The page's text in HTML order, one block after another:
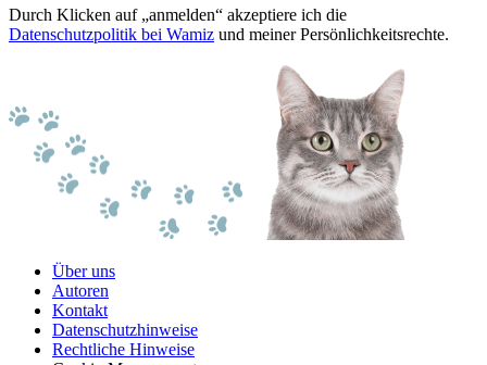
Durch Klicken auf „anmelden“ akzeptiere ich die
Datenschutzpolitik bei Wamiz und meiner Persönlichkeitsrechte.
Über uns
Autoren
Kontakt
Datenschutzhinweise
Rechtliche Hinweise